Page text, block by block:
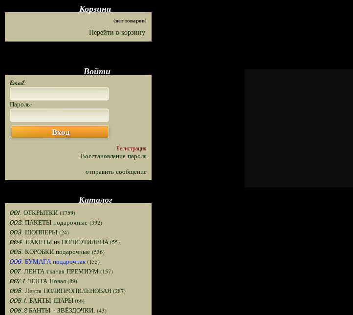
Корзина
(нет товаров)
Перейти в корзину
Войти
Email:
Пароль:
Вход
Регистрация
Восстановление пароля
отправить сообщение
Каталог
001. ОТКРЫТКИ (1759)
002. ПАКЕТЫ подарочные (392)
003. ШОППЕРЫ (24)
004. ПАКЕТЫ из ПОЛИЭТИЛЕНА(55)
005. КОРОБКИ подарочные (536)
006. БУМАГА подарочная(155)
007. ЛЕНТА тканая ПРЕМИУМ (157)
007.1 ЛЕНТА Новая(89)
008. Лента ПОЛИПРОПИЛЕНОВАЯ (287)
008.1. БАНТЫ-ШАРЫ(66)
008.2 БАНТЫ - ЗВЁЗДОЧКИ. (43)